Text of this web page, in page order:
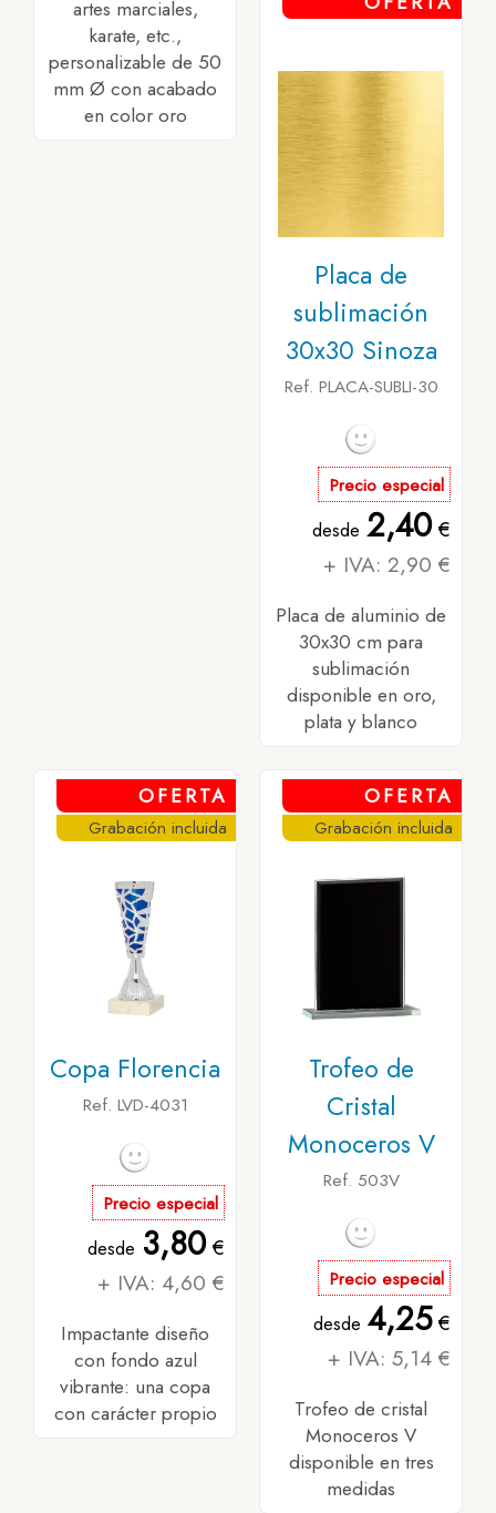
artes marciales,
karate, etc.,
personalizable de 50
mm Ø con acabado
en color oro
Placa de
sublimación
30x30 Sinoza
Ref. PLACA-SUBLI-30
Precio especial
desde 2,40€
+ IVA: 2,90 €
Placa de aluminio de
30x30 cm para
sublimación
disponible en oro,
plata y blanco
OFERTA
Grabación incluida
Copa Florencia
Ref. LVD-4031
Precio especial
desde 3,80€
+ IVA: 4,60 €
Impactante diseño
con fondo azul
vibrante: una copa
con carácter propio
OFERTA
Grabación incluida
Trofeo de
Cristal
Monoceros V
Ref. 503V
Precio especial
desde 4,25€
+ IVA: 5,14 €
Trofeo de cristal
Monoceros V
disponible en tres
medidas